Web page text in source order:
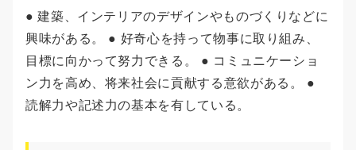
● 建築、インテリアのデザインやものづくりなどに
興味がある。 ● 好奇心を持って物事に取り組み、
目標に向かって努力できる。 ● コミュニケーショ
ン力を高め、将来社会に貢献する意欲がある。 ●
読解力や記述力の基本を有している。